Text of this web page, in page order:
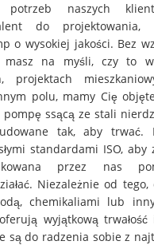
potrzeb naszych
do projektowania,
o wysokiej jakości. Bez
masz na myśli, czy to
projektach
polu, mamy Cię
pompę ssącą ze stali
tak, aby trwać.
standardami ISO, aby
przez nas
Niezależnie od
chemikaliami lub
wyjątkową trwałość
są do radzenia sobie z